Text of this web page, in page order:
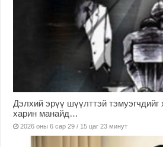
Дэлхий эрүү шүүлттэй тэмуэгчдийг
харин манайд…
2026 оны 6 сар 29 / 15 цаг 23 минут